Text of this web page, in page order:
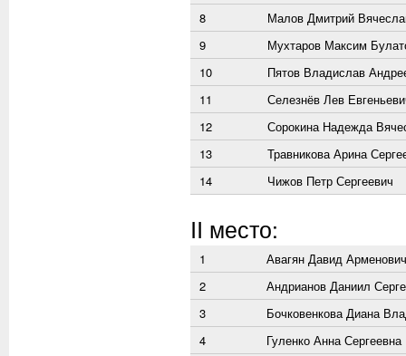
8
Малов Дмитрий
9
Мухтаров Максим
10
Пятов Владислав
11
Селезнёв Лев
12
Сорокина Надежда
13
Травникова Арина
14
Чижов Петр Сергеевич
II место:
1
Авагян Давид Арменович
2
Андрианов Даниил
3
Бочковенкова Диана
4
Гуленко Анна Сергеевна